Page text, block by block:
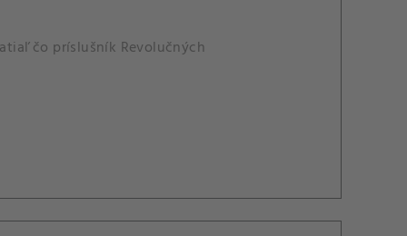
čo príslušník Revolučných